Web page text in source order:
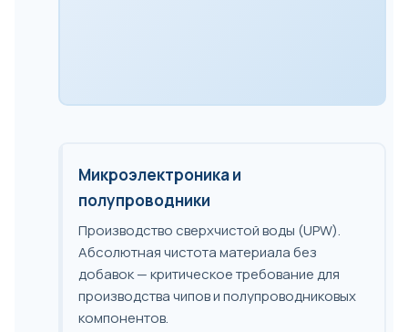
Микроэлектроника и
полупроводники
Производство сверхчистой воды (UPW).
Абсолютная чистота материала без
добавок — критическое требование для
производства чипов и полупроводниковых
компонентов.